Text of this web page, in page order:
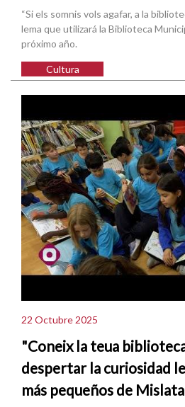
“Si els somnis vols agafar, a la
lema que utilizará la Biblioteca
próximo año.
Cultura
22 Octubre 2025
"Coneix la teua
despertar la curiosidad
más pequeños de Mislata